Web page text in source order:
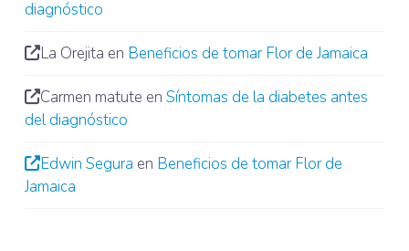
diagnóstico
La Orejita en Beneficios de tomar Flor de Jamaica
Carmen matute en Síntomas de la diabetes antes
del diagnóstico
Edwin Segura en Beneficios de tomar Flor de
Jamaica